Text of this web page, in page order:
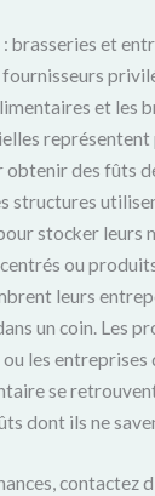
brasseries et
et les
obtenir des fûts
structures
stocker leurs
ou
leurs
un coin. Les
les entreprises
se
dont ils ne
contactez